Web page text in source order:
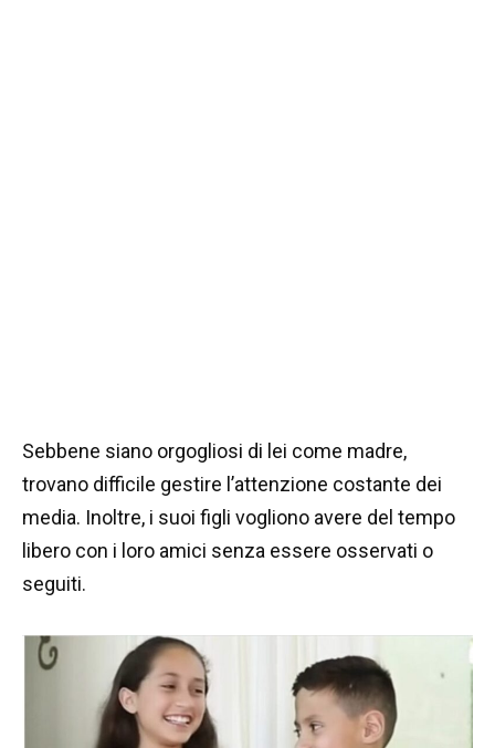
Sebbene siano orgogliosi di lei come madre,
trovano difficile gestire l’attenzione costante dei
media. Inoltre, i suoi figli vogliono avere del tempo
libero con i loro amici senza essere osservati o
seguiti.